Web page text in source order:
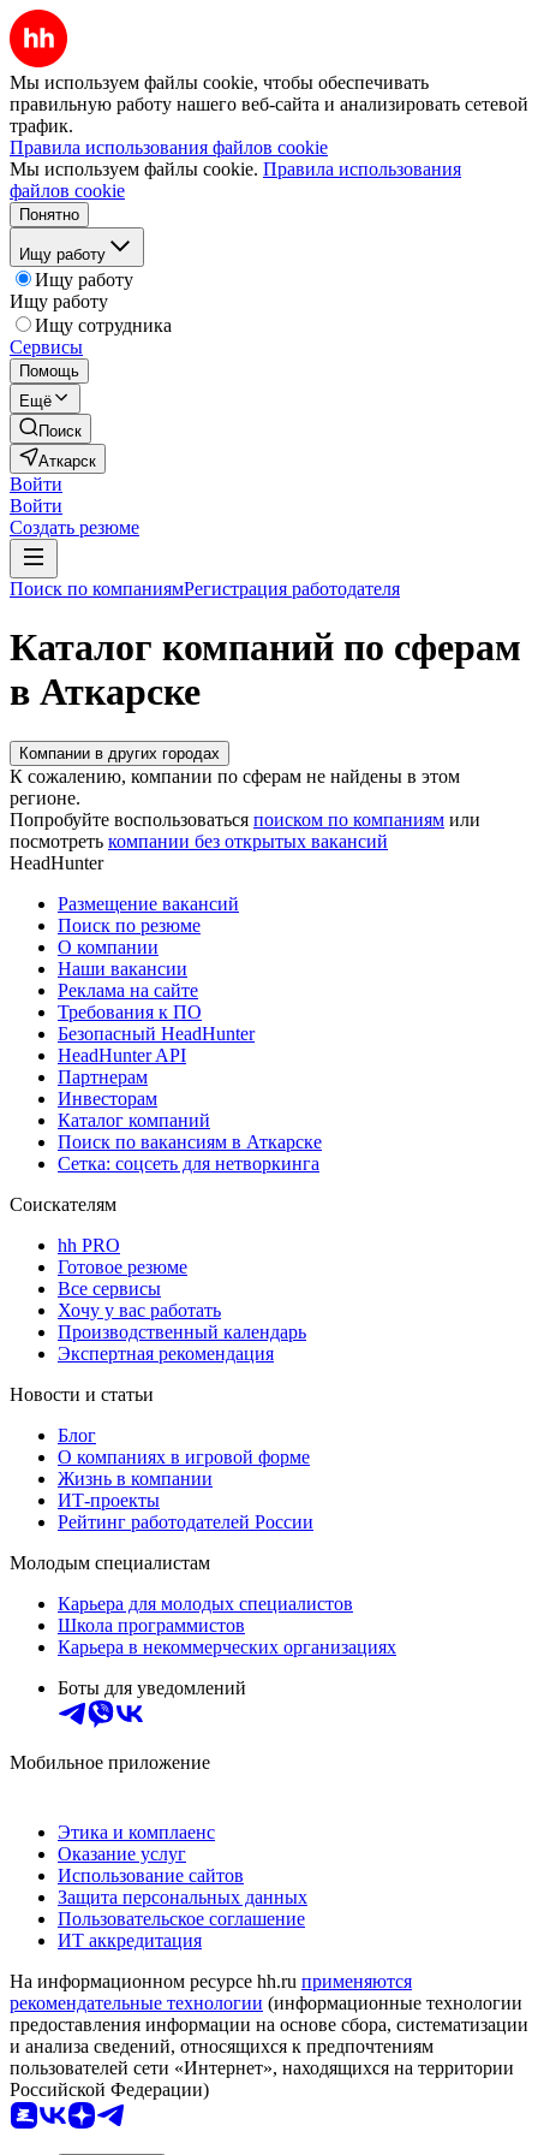
Мы используем файлы cookie, чтобы обеспечивать
правильную работу нашего веб-сайта и анализировать сетевой
трафик.
Правила использования файлов cookie
Мы используем файлы cookie. Правила использования
файлов cookie
Понятно
Ищу работу
Ищу работу
Ищу работу
Ищу сотрудника
Сервисы
Помощь
Ещё
Поиск
Аткарск
Войти
Войти
Создать резюме
Поиск по компаниямРегистрация работодателя
Каталог компаний по сферам
в Аткарске
Компании в других городах
К сожалению, компании по сферам не найдены в этом
регионе.
Попробуйте воспользоваться поиском по компаниям или
посмотреть компании без открытых вакансий
HeadHunter
Размещение вакансий
Поиск по резюме
О компании
Наши вакансии
Реклама на сайте
Требования к ПО
Безопасный HeadHunter
HeadHunter API
Партнерам
Инвесторам
Каталог компаний
Поиск по вакансиям в Аткарске
Сетка: соцсеть для нетворкинга
Соискателям
hh PRO
Готовое резюме
Все сервисы
Хочу у вас работать
Производственный календарь
Экспертная рекомендация
Новости и статьи
Блог
О компаниях в игровой форме
Жизнь в компании
ИТ-проекты
Рейтинг работодателей России
Молодым специалистам
Карьера для молодых специалистов
Школа программистов
Карьера в некоммерческих организациях
Боты для уведомлений
Мобильное приложение
Этика и комплаенс
Оказание услуг
Использование сайтов
Защита персональных данных
Пользовательское соглашение
ИТ аккредитация
На информационном ресурсе hh.ru применяются
рекомендательные технологии (информационные технологии
предоставления информации на основе сбора, систематизации
и анализа сведений, относящихся к предпочтениям
пользователей сети «Интернет», находящихся на территории
Российской Федерации)